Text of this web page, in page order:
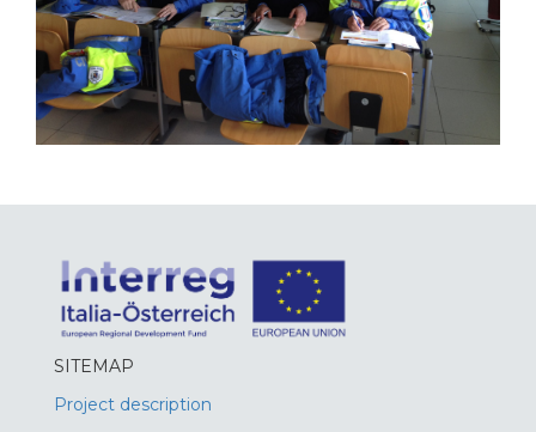
SITEMAP
Project description